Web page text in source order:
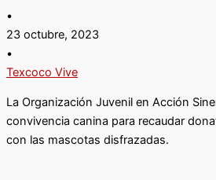
•
23 octubre, 2023
•
Texcoco Vive
La Organización Juvenil en Acción
convivencia canina para recaudar
con las mascotas disfrazadas.